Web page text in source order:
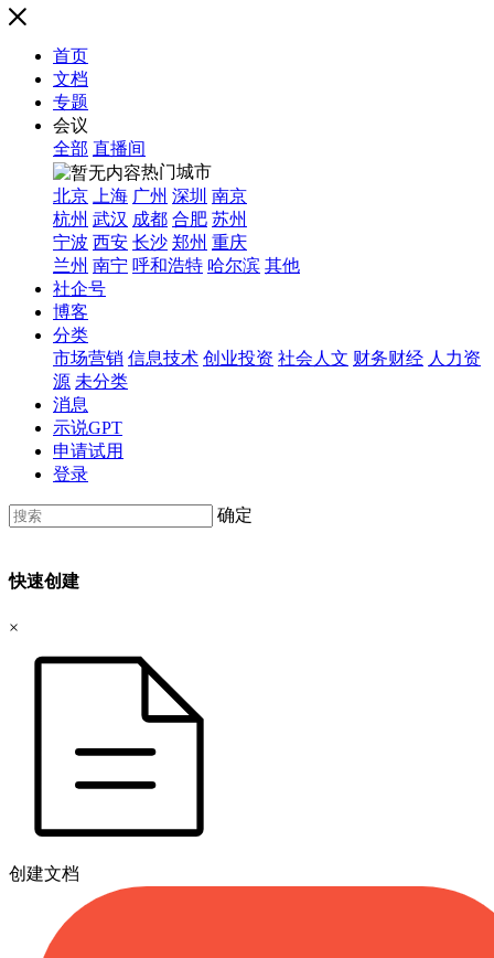
首页
文档
专题
会议
全部 直播间
热门城市
北京
上海 广州 深圳 南京
杭州 武汉 成都 合肥 苏州
宁波 西安 长沙 郑州 重庆
兰州 南宁 呼和浩特 哈尔滨 其他
社企号
博客
分类
市场营销 信息技术 创业投资 社会人文 财务财经 人力资
源 未分类
消息
示说GPT
申请试用
登录
确定
快速创建
×
创建文档